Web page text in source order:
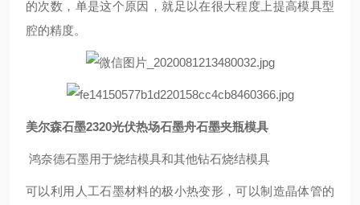
的次数，单是这个原因，就足以在很大程度上提高模具型
腔的精度。
美尔森石墨2320光伏热场石墨舟石墨夹瓶模具
鸿奈德石墨用于烧结模具和其他钻石烧结模具
可以利用人工石墨材料的极小热变形，可以制造晶体管的